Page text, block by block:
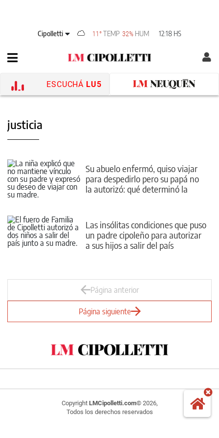
Cipolletti 11°TEMP 32% HUM 12:18 HS
ESCUCHÁ LU5
justicia
Su abuelo enfermó, quiso viajar
para despedirlo pero su papá no
la autorizó: qué determinó la
Las insólitas condiciones que puso
un padre cipoleño para autorizar
a sus hijos a salir del país
Página anterior
Página siguiente
Copyright LMCipolletti.com© 2026,
Todos los derechos reservados